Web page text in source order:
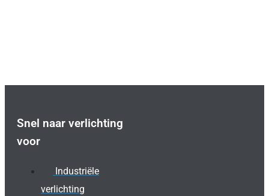
Snel naar verlichting
voor
Industriële
verlichting